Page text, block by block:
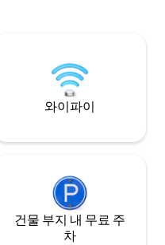
. 저녁—
와이파이
건물 부지 내 무료 주
차